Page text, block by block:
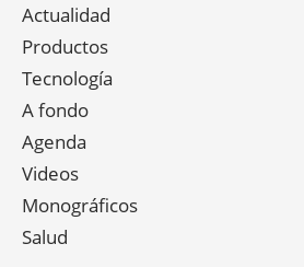
Actualidad
Productos
Tecnología
A fondo
Agenda
Videos
Monográficos
Salud